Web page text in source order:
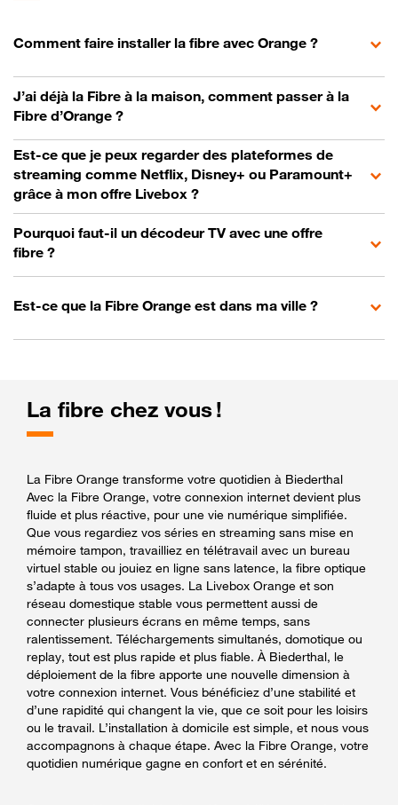
Comment faire installer la fibre avec Orange ?
J’ai déjà la Fibre à la maison, comment passer à la
Fibre d’Orange ?
Est-ce que je peux regarder des plateformes de
streaming comme Netflix, Disney+ ou Paramount+
grâce à mon offre Livebox ?
Pourquoi faut-il un décodeur TV avec une offre
fibre ?
Est-ce que la Fibre Orange est dans ma ville ?
La fibre chez vous !
La Fibre Orange transforme votre quotidien à Biederthal
Avec la Fibre Orange, votre connexion internet devient plus
fluide et plus réactive, pour une vie numérique simplifiée.
Que vous regardiez vos séries en streaming sans mise en
mémoire tampon, travailliez en télétravail avec un bureau
virtuel stable ou jouiez en ligne sans latence, la fibre optique
s’adapte à tous vos usages. La Livebox Orange et son
réseau domestique stable vous permettent aussi de
connecter plusieurs écrans en même temps, sans
ralentissement. Téléchargements simultanés, domotique ou
replay, tout est plus rapide et plus fiable. À Biederthal, le
déploiement de la fibre apporte une nouvelle dimension à
votre connexion internet. Vous bénéficiez d’une stabilité et
d’une rapidité qui changent la vie, que ce soit pour les loisirs
ou le travail. L’installation à domicile est simple, et nous vous
accompagnons à chaque étape. Avec la Fibre Orange, votre
quotidien numérique gagne en confort et en sérénité.